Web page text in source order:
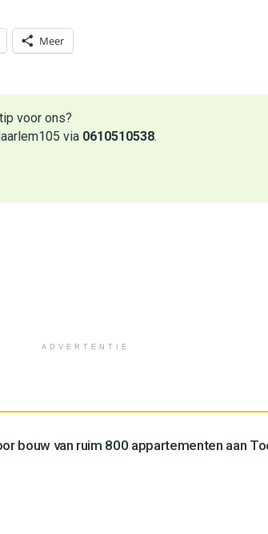
Meer
voor ons?
via 0610510538.
ADVERTENTIE
bouw van ruim 800 appartementen aan